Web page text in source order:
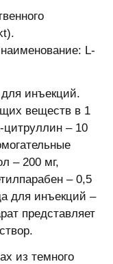
L-
инъекций.
веществ в 1
цитруллин – 10
– 200 мг,
– 0,5
для инъекций –
представляет
из темного